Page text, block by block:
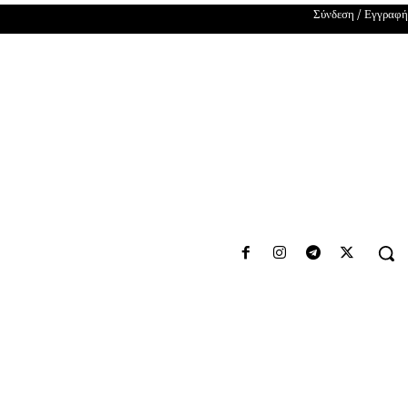
Σύνδεση / Εγγραφή